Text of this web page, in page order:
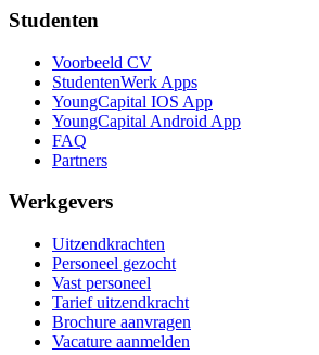
Studenten
Voorbeeld CV
StudentenWerk Apps
YoungCapital IOS App
YoungCapital Android App
FAQ
Partners
Werkgevers
Uitzendkrachten
Personeel gezocht
Vast personeel
Tarief uitzendkracht
Brochure aanvragen
Vacature aanmelden